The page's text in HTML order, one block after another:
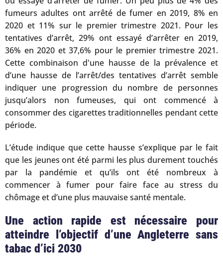
fumeurs adultes ont arrêté de fumer en 2019, 8% en
2020 et 11% sur le premier trimestre 2021. Pour les
tentatives d’arrêt, 29% ont essayé d’arrêter en 2019,
36% en 2020 et 37,6% pour le premier trimestre 2021.
Cette combinaison d'une hausse de la prévalence et
d’une hausse de l’arrêt/des tentatives d’arrêt semble
indiquer une progression du nombre de personnes
jusqu’alors non fumeuses, qui ont commencé à
consommer des cigarettes traditionnelles pendant cette
période.
L’étude indique que cette hausse s’explique par le fait
que les jeunes ont été parmi les plus durement touchés
par la pandémie et qu’ils ont été nombreux à
commencer à fumer pour faire face au stress du
chômage et d’une plus mauvaise santé mentale.
Une action rapide est nécessaire pour
atteindre l’objectif d’une Angleterre sans
tabac d’ici 2030